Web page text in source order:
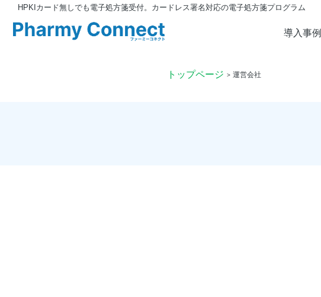
HPKIカード無しでも電子処方箋受付。カードレス署名対応の電子処方箋プログラム
導入事例
トップページ 運営会社